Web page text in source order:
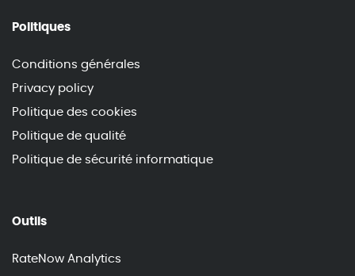
Politiques
Conditions générales
Privacy policy
Politique des cookies
Politique de qualité
Politique de sécurité informatique
Outils
RateNow Analytics